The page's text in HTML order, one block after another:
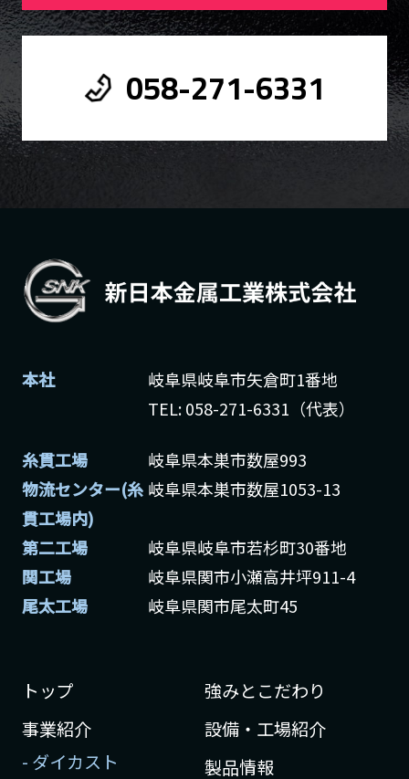
058-271-6331
本社
岐阜県岐阜市矢倉町1番地
TEL: 058-271-6331（代表）
糸貫工場
岐阜県本巣市数屋993
物流センター(糸
貫工場内)
岐阜県本巣市数屋1053-13
第二工場
岐阜県岐阜市若杉町30番地
関工場
岐阜県関市小瀬高井坪911-4
尾太工場
岐阜県関市尾太町45
トップ
強みとこだわり
事業紹介
- ダイカスト
設備・工場紹介
製品情報